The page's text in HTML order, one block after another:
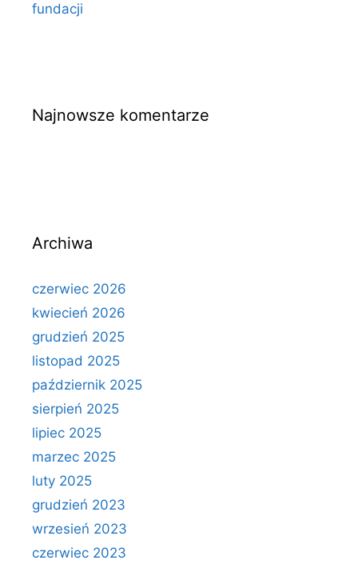
fundacji
Najnowsze komentarze
Archiwa
czerwiec 2026
kwiecień 2026
grudzień 2025
listopad 2025
październik 2025
sierpień 2025
lipiec 2025
marzec 2025
luty 2025
grudzień 2023
wrzesień 2023
czerwiec 2023